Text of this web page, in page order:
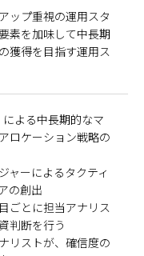
ップ重視の運用スタ
素を加味して中長期
獲得を目指す運用ス
よる中長期的なマ
ロケーション戦略の
ャーによるタクティ
の創出
ごとに担当アナリス
判断を行う
リストが、確信度の